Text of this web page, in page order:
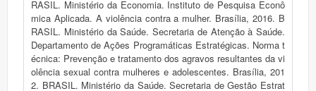
RASIL. Ministério da Economia. Instituto de Pesquisa Econô
mica Aplicada. A violência contra a mulher. Brasília, 2016. B
RASIL. Ministério da Saúde. Secretaria de Atenção à Saúde.
Departamento de Ações Programáticas Estratégicas. Norma t
écnica: Prevenção e tratamento dos agravos resultantes da vi
olência sexual contra mulheres e adolescentes. Brasília, 201
2. BRASIL. Ministério da Saúde. Secretaria de Gestão Estrat